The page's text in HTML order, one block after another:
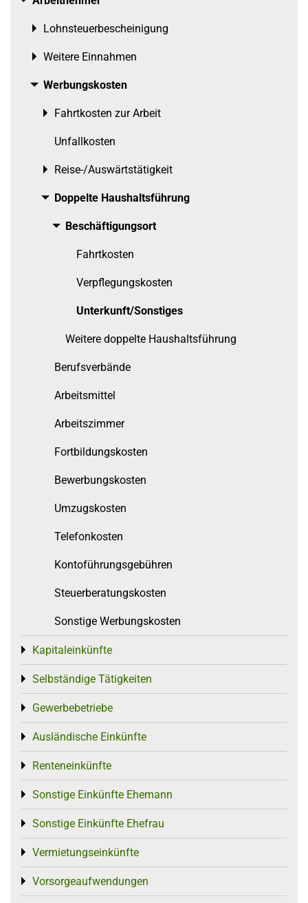
Lohnsteuerbescheinigung
Toggle menu
Weitere Einnahmen
Toggle menu
Werbungskosten
Toggle menu
Fahrtkosten zur Arbeit
Toggle menu
Unfallkosten
Reise-/Auswärtstätigkeit
Toggle menu
Doppelte Haushaltsführung
Toggle menu
Beschäftigungsort
Toggle menu
Fahrtkosten
Verpflegungskosten
Unterkunft/Sonstiges
Weitere doppelte Haushaltsführung
Berufsverbände
Arbeitsmittel
Arbeitszimmer
Fortbildungskosten
Bewerbungskosten
Umzugskosten
Telefonkosten
Kontoführungsgebühren
Steuerberatungskosten
Sonstige Werbungskosten
Kapitaleinkünfte
Toggle menu
Selbständige Tätigkeiten
Toggle menu
Gewerbebetriebe
Toggle menu
Ausländische Einkünfte
Toggle menu
Renteneinkünfte
Toggle menu
Sonstige Einkünfte Ehemann
Toggle menu
Sonstige Einkünfte Ehefrau
Toggle menu
Vermietungseinkünfte
Toggle menu
Vorsorgeaufwendungen
Toggle menu